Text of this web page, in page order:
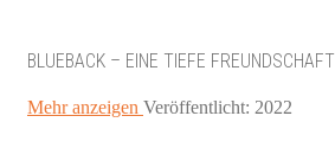
BLUEBACK – EINE TIEFE FREUNDSCHAFT
Mehr anzeigen Veröffentlicht: 2022